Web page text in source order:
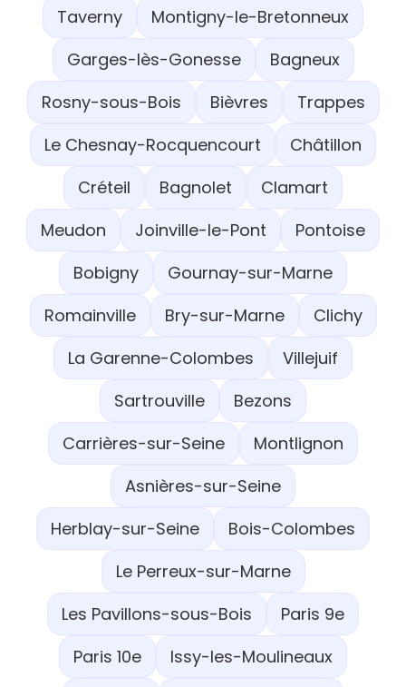
Taverny
Montigny-le-Bretonneux
Garges-lès-Gonesse
Bagneux
Rosny-sous-Bois
Bièvres
Trappes
Le Chesnay-Rocquencourt
Châtillon
Créteil
Bagnolet
Clamart
Meudon
Joinville-le-Pont
Pontoise
Bobigny
Gournay-sur-Marne
Romainville
Bry-sur-Marne
Clichy
La Garenne-Colombes
Villejuif
Sartrouville
Bezons
Carrières-sur-Seine
Montlignon
Asnières-sur-Seine
Herblay-sur-Seine
Bois-Colombes
Le Perreux-sur-Marne
Les Pavillons-sous-Bois
Paris 9e
Paris 10e
Issy-les-Moulineaux